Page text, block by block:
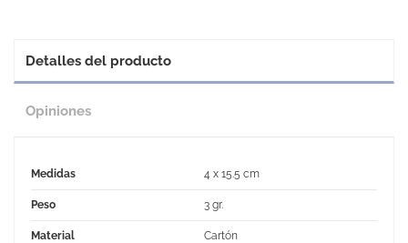
Detalles del producto
Opiniones
Medidas 4 x 15.5 cm
Peso 3 gr.
Material Cartón